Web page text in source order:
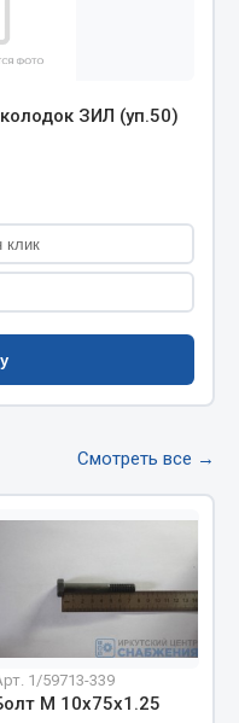
ЗИЛ (уп.50)
клик
Смотреть все →
1/59713-339
М 10х75х1.25